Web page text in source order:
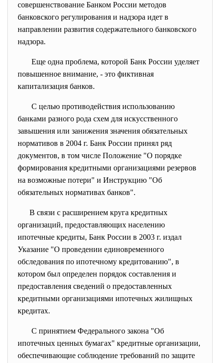
совершенствование Банком России методов
банковского регулирования и надзора идет в
направлении развития содержательного банковского
надзора.
Еще одна проблема, которой Банк России уделяет
повышенное внимание, - это фиктивная
капитализация банков.
С целью противодействия использованию
банками разного рода схем для искусственного
завышения или занижения значения обязательных
нормативов в 2004 г. Банк России принял ряд
документов, в том числе Положение "О порядке
формирования кредитными организациями резервов
на возможные потери" и Инструкцию "Об
обязательных нормативах банков".
В связи с расширением круга кредитных
организаций, предоставляющих населению
ипотечные кредиты, Банк России в 2003 г. издал
Указание "О проведении единовременного
обследования по ипотечному кредитованию", в
котором был определен порядок составления и
предоставления сведений о предоставленных
кредитными организациями ипотечных жилищных
кредитах.
С принятием Федерального закона "Об
ипотечных ценных бумагах" кредитные организации,
обеспечивающие соблюдение требований по защите